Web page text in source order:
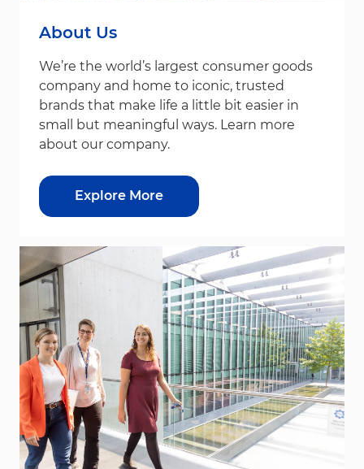
About Us
We’re the world’s largest consumer goods
company and home to iconic, trusted
brands that make life a little bit easier in
small but meaningful ways. Learn more
about our company.
Explore More